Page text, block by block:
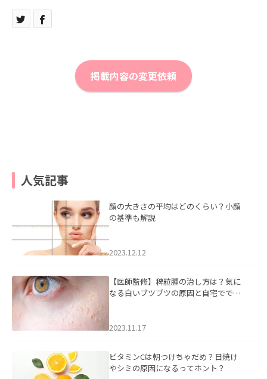
掲載内容の変更依頼
人気記事
顔の大きさの平均はどのくらい？小顔
の基準も解説
2023.12.12
【医師監修】稗粒腫の治し方は？気に
なる白いブツブツの原因と自宅ででき
2023.11.17
ビタミンCは朝つけちゃだめ？日焼け
やシミの原因になるってホント？